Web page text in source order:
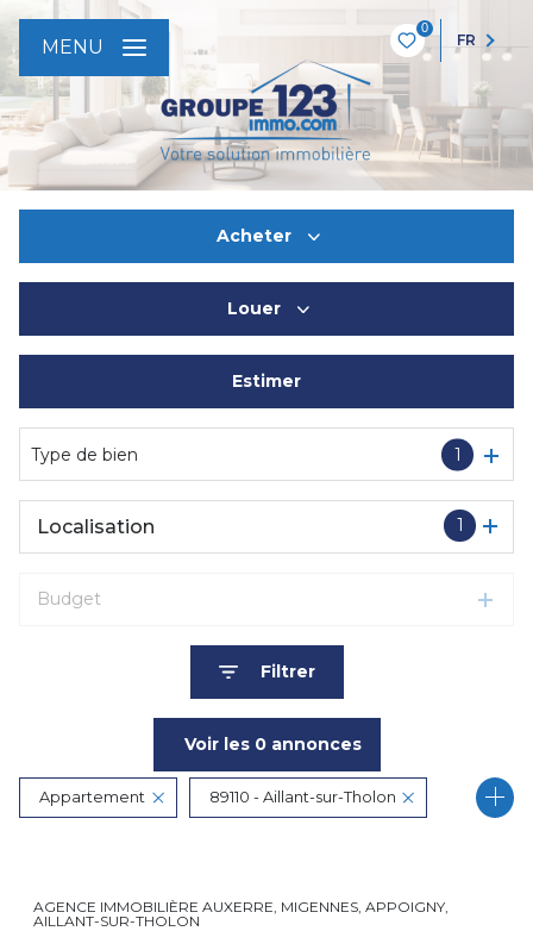
0
FR
MENU
Acheter
Louer
De l'immo pro
Estimer
Type de bien 1
1
Localisation
Budget
Filtrer
Voir les 0annonces
Appartement 89110 - Aillant-sur-Tholon
AGENCE IMMOBILIÈRE AUXERRE, MIGENNES, APPOIGNY,
AILLANT-SUR-THOLON